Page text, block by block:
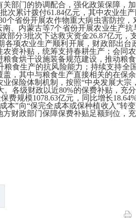
部门的协调配合，强化政策保障，
次累计拨付61.84亿元，其中农业生
个省份开展农作物重大病虫害防控
、内蒙古等7个省份开展农业生产
部分3批次下达救灾资金26.87亿元，
各项农业生产顺利开展，财政部出
资补贴，统筹支持春耕生产；会同
食烘干设施装备规范建设，推动粮
粮食生产的抗风险能力；持续支持
，其中与粮食生产直接相关的在保余
保险体制机制，按照“中央发展大宗
各级财政以近80%的保费补贴，充
费规模1078.63亿元，同比增长
本”向“保完全成本或保种植收入”
财政部门保障保费补贴足额到位，